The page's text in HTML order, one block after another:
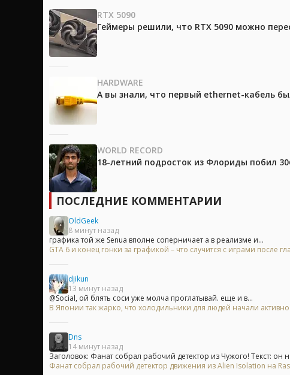
RTX 5090
Геймеры решили, что RTX 5090 можно
HARDWARE
А вы знали, что первый ethernet-кабель
WORLD RECORD
18-летний подросток из Флориды побил
ПОСЛЕДНИЕ КОММЕНТАРИИ
OldGeek
8 минут назад
графика той же Senua вполне соперничает а в реализме и...
GTA 6 и конец гонки за графикой – что случится с играми после
djikun
13 минут назад
@Social, ой блять соси уже молча проглатывай. еще и в...
В Японии так жарко, что холодильники для людей начали активно
Dns
14 минут назад
Заголовок: Фанат собрал рабочий детектор из Чужого! Текст: он
Фанат собрал рабочий детектор движения из Alien Isolation на